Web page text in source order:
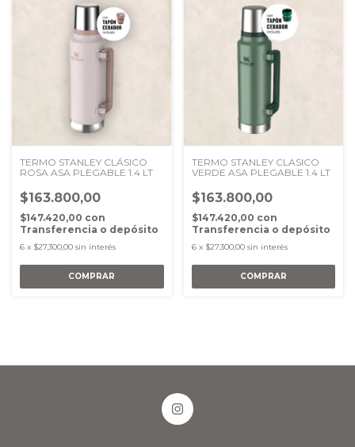
TERMO STANLEY CLÁSICO
ROSA ASA PLEGABLE 1.4 LT
$163.800,00
$147.420,00 con
Transferencia o depósito
6 x $27.300,00 sin interés
TERMO STANLEY CLASICO
VERDE ASA PLEGABLE 1.4 LT
$163.800,00
$147.420,00 con
Transferencia o depósito
6 x $27.300,00 sin interés